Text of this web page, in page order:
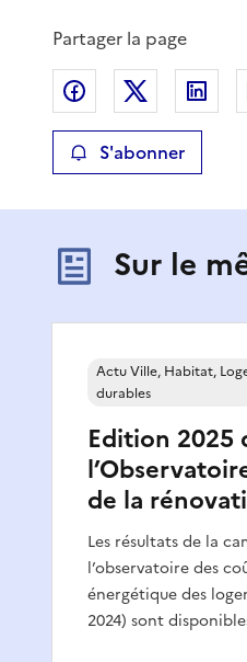
Partager la page
Partager surPartager
S'abonner
Sur le
Edition 2025
de la
Les résultats de la
l’observatoire des
énergétique des
2024) sont
Actu Ville, Habitat,
durables